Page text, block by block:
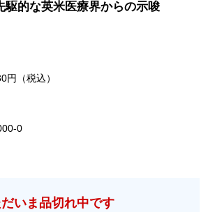
的な英米医療界からの示唆
（税込）
0
いま品切れ中です